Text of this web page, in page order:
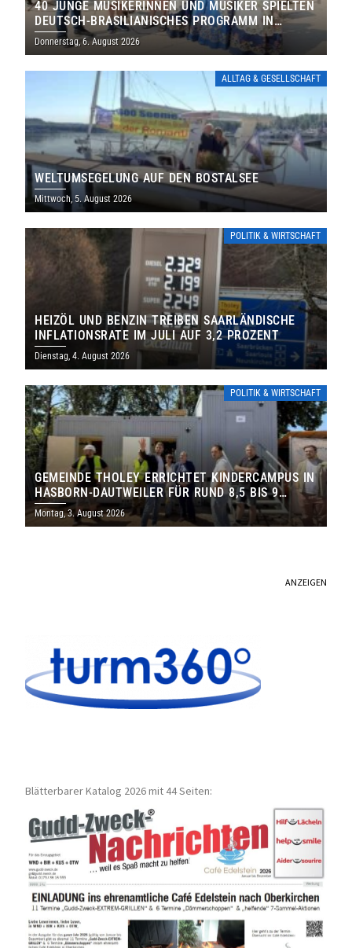
40 JUNGE MUSIKERINNEN UND MUSIKER SPIELTEN
DEUTSCH-BRASILIANISCHES PROGRAMM IN
THOLEY
Donnerstag, 6. August 2026
ALLTAG & GESELLSCHAFT
WELTUMSEGELUNG AUF DEN BOSTALSEE
Mittwoch, 5. August 2026
POLITIK & WIRTSCHAFT
HEIZÖL UND BENZIN TREIBEN SAARLÄNDISCHE
INFLATIONSRATE IM JULI AUF 3,2 PROZENT
Dienstag, 4. August 2026
POLITIK & WIRTSCHAFT
GEMEINDE THOLEY ERRICHTET KINDERCAMPUS IN
HASBORN-DAUTWEILER FÜR RUND 8,5 BIS 9
MILLIONEN EURO
Montag, 3. August 2026
ANZEIGEN
Blätterbarer Katalog 2026 mit 44 Seiten: